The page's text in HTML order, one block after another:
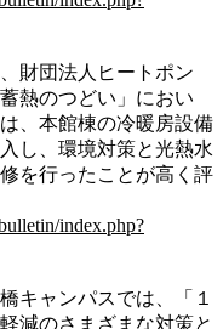
財団法人ヒートポン
熱のつどい」におい
、本館棟の冷暖房設備
し、環境対策と光熱水
を行ったことが高く評
index.php?
キャンパスでは、「１
減のさまざまな対策と